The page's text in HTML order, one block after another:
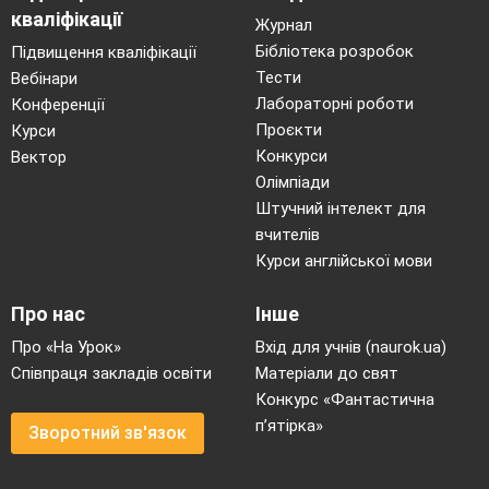
кваліфікації
Підвищення кваліфікації
Вебінари
Конференції
Курси
Вектор
Журнал
Бібліотека розробок
Тести
Лабораторні роботи
Проєкти
Конкурси
Олімпіади
Штучний інтелект для
вчителів
Курси англійської мови
Про нас
Про «На Урок»
Співпраця закладів освіти
Зворотний зв'язок
Інше
Вхід для учнів (naurok.ua)
Матеріали до свят
Конкурс «Фантастична
п’ятірка»